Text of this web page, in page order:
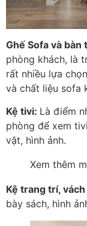
Ghế Sofa và bàn
phòng khách, là
rất nhiều lựa
và chất liệu sofa
Kệ tivi: Là điểm
phòng để xem
vật, hình ảnh.
Xem thêm
Kệ trang trí,
bày sách, hình